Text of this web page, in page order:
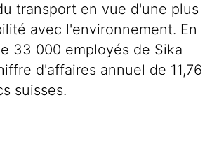
transport en vue d'une plus
avec l'environnement. En
33 000 employés de Sika
d'affaires annuel de 11,76
suisses.